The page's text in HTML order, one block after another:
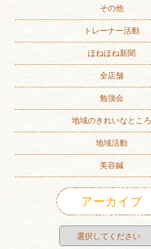
その他
トレーナー活動
ほねほね新聞
全店舗
勉強会
地域のきれいなところ
地域活動
美容鍼
アーカイブ